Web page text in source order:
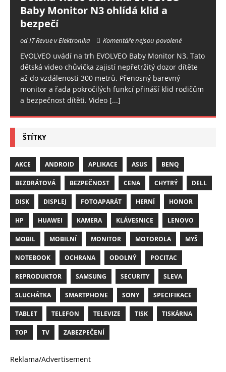
Baby Monitor N3 ohlídá klid a
bezpečí
od IT Revue v Elektronika Komentáře nejsou povolené
EVOLVEO uvádí na trh EVOLVEO Baby Monitor N3. Tato
dětská video chůvička zajistí nepřetržitý dozor dítěte
až do vzdálenosti 300 metrů. Přenosný barevný
monitor a řada pokročilých funkcí přináší klid rodičům
a bezpečnost dítěti. Video [...]
ŠTÍTKY
AKCE ANDROID APLIKACE ASUS BENQ
BEZDRÁTOVÁ BEZPEČNOST CENA CHYTRÝ DELL
DISK DISPLEJ FOTOAPARÁT HERNÍ HONOR
HP HUAWEI KAMERA KLÁVESNICE LENOVO
MOBIL MOBILNÍ MONITOR MOTOROLA MYŠ
NOTEBOOK OCHRANA ODOLNÝ POCITAC
REPRODUKTOR SAMSUNG SECURITY SLEVA
SLUCHÁTKA SMARTPHONE SONY SPECIFIKACE
TABLET TELEFON TELEVIZE TISK TISKÁRNA
TOP TV ZABEZPEČENÍ
Reklama/Advertisement